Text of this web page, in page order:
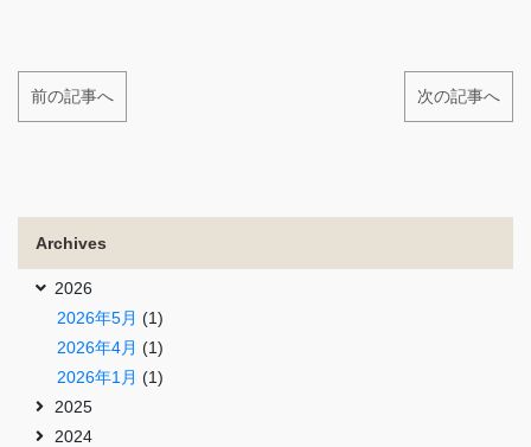
前の記事へ 次の記事へ
Archives
2026
2026年5月 (1)
2026年4月 (1)
2026年1月 (1)
2025
2024